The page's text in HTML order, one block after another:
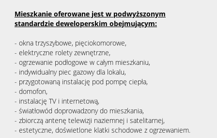
Mieszkanie oferowane jest w podwyższonym
standardzie deweloperskim obejmującym:
- okna trzyszybowe, pięciokomorowe,
- elektryczne rolety zewnętrzne,
- ogrzewanie podłogowe w całym mieszkaniu,
- indywidualny piec gazowy dla lokalu,
- przygotowaną instalację pod pompę ciepła,
- domofon,
- instalację TV i internetową,
- światłowód doprowadzony do mieszkania,
- zbiorczą antenę telewizji naziemnej i satelitarnej,
- estetyczne, doświetlone klatki schodowe z ogrzewaniem.